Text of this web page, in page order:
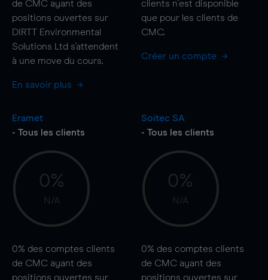
de CMC ayant des
positions ouvertes sur
DIRTT Environmental
Solutions Ltd s'attendent
à une move du cours.
En savoir plus
clients n'est disponible
que pour les clients de
CMC.
Créer un compte
Eramet
- Tous les clients
0%
N/A
0% des comptes clients
de CMC ayant des
positions ouvertes sur
Soitec SA
- Tous les clients
0%
N/A
0% des comptes clients
de CMC ayant des
positions ouvertes sur